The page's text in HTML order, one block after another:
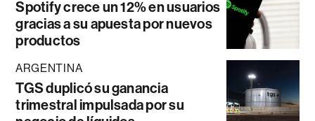
Spotify crece un 12% en usuarios
gracias a su apuesta por nuevos
productos
ARGENTINA
TGS duplicó su ganancia
trimestral impulsada por su